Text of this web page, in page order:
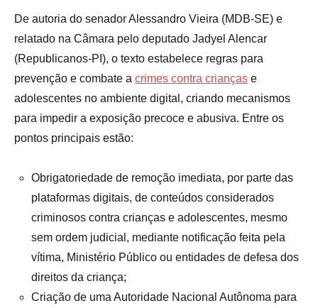
De autoria do senador Alessandro Vieira (MDB-SE) e
relatado na Câmara pelo deputado Jadyel Alencar
(Republicanos-PI), o texto estabelece regras para
prevenção e combate a crimes contra crianças e
adolescentes no ambiente digital, criando mecanismos
para impedir a exposição precoce e abusiva. Entre os
pontos principais estão:
Obrigatoriedade de remoção imediata, por parte das
plataformas digitais, de conteúdos considerados
criminosos contra crianças e adolescentes, mesmo
sem ordem judicial, mediante notificação feita pela
vítima, Ministério Público ou entidades de defesa dos
direitos da criança;
Criação de uma Autoridade Nacional Autônoma para